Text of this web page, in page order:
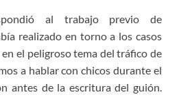
al trabajo previo de
realizado en torno a los casos
el peligroso tema del tráfico de
a hablar con chicos durante el
antes de la escritura del guión.